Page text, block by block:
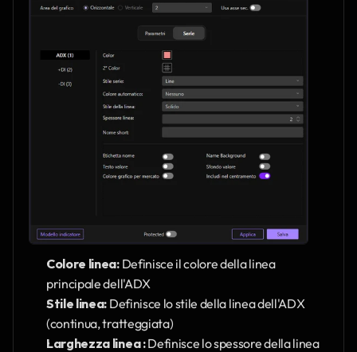
Colore linea: Definisce il colore della linea
principale dell'ADX
Stile linea: Definisce lo stile della linea dell'ADX
(continua, tratteggiata)
Larghezza linea : Definisce lo spessore della linea